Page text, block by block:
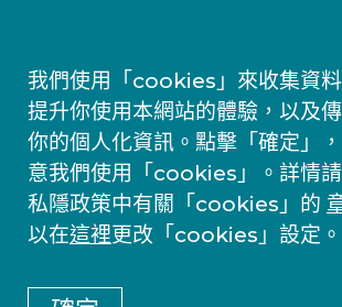
我們使用「cookies」來收集資
提升你使用本網站的體驗，以及
你的個人化資訊。點擊「確定」
意我們使用「cookies」。詳情
私隱政策中有關「cookies」的
以在這裡更改「cookies」設定。